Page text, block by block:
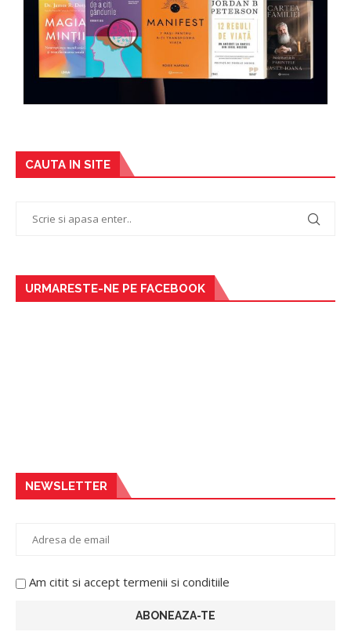
CAUTA IN SITE
URMARESTE-NE PE FACEBOOK
NEWSLETTER
Am citit si accept termenii si conditiile